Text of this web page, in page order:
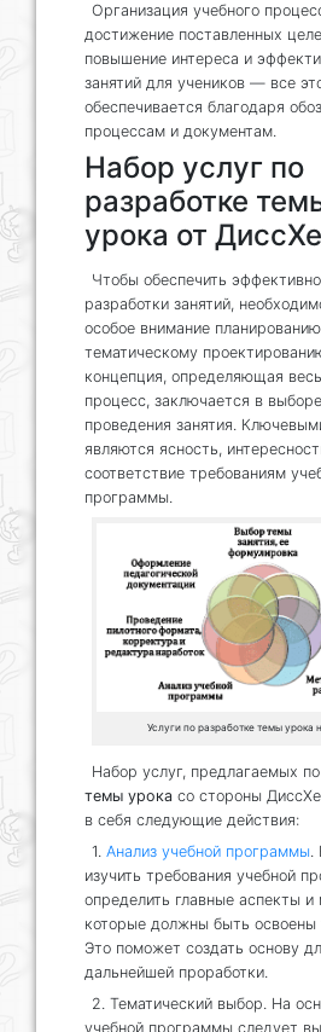
Организация учебного
достижение поставленных
повышение интереса и
занятий для учеников — все
обеспечивается благодаря
процессам и документам.
Набор услуг по
разработке
урока от
Чтобы обеспечить
разработки занятий,
особое внимание
тематическому
концепция, определяющая
процесс, заключается в
проведения занятия.
являются ясность,
соответствие требованиям
программы.
Услуги по разработке темы урока
Набор услуг, предлагаемых по
темы урока со стороны
в себя следующие действия:
1. Анализ учебной программы
изучить требования учебной
определить главные аспекты и
которые должны быть освоены
Это поможет создать основу
дальнейшей проработки.
2. Тематический выбор. На
учебной программы следует